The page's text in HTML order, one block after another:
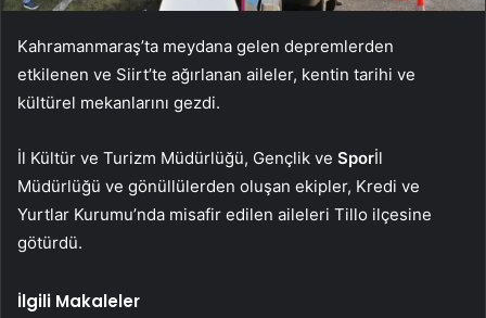
Kahramanmaraş’ta meydana gelen depremlerden
etkilenen ve Siirt’te ağırlanan aileler, kentin tarihi ve
kültürel mekanlarını gezdi.
İl Kültür ve Turizm Müdürlüğü, Gençlik ve Sporİl
Müdürlüğü ve gönüllülerden oluşan ekipler, Kredi ve
Yurtlar Kurumu’nda misafir edilen aileleri Tillo ilçesine
götürdü.
İlgili Makaleler